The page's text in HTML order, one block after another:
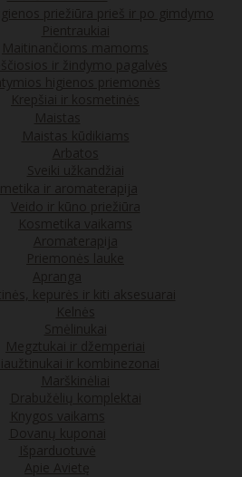
priežiūra prieš ir po gimdymo
Pientraukiai
Maitinančioms mamoms
ir žindymo pagalvės
higienos priemonės
Krepšiai ir kosmetinės
Maistas
Maistas kūdikiams
Arbatos
Sveiki užkandžiai
ir aromaterapija
Veido ir kūno priežiūra
Kosmetika vaikams
Aromaterapija
Priemonės lauke
Apranga
kepurės ir kiti aksesuarai
Kelnės
Smėlinukai
Megztukai ir džemperiai
ir kombinezonai
Marškinėliai
Drabužėlių komplektai
Knygos vaikams
Dovanų kuponai
Išparduotuvė
Apie Avietę